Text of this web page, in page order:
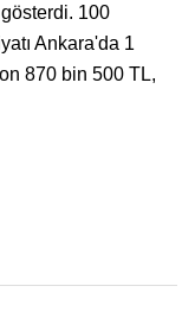
100
Ankara'da 1
870 bin 500 TL,